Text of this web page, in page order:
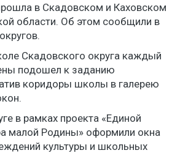
в Скадовском и Каховском
области. Об этом сообщили в
Скадовского округа каждый
подошел к заданию
коридоры школы в галерею
в рамках проекта «Единой
малой Родины» оформили окна
культуры и школьных